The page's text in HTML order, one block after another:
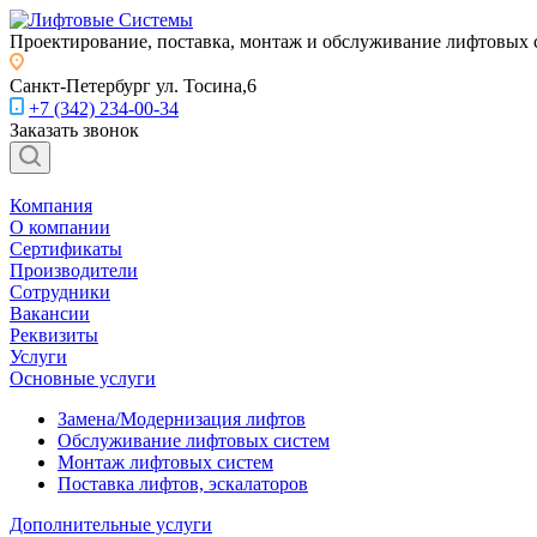
Проектирование, поставка, монтаж и обслуживание лифтовых
Санкт-Петербург ул. Тосина,6
+7 (342) 234-00-34
Заказать звонок
Компания
О компании
Сертификаты
Производители
Сотрудники
Вакансии
Реквизиты
Услуги
Основные услуги
Замена/Модернизация лифтов
Обслуживание лифтовых систем
Монтаж лифтовых систем
Поставка лифтов, эскалаторов
Дополнительные услуги